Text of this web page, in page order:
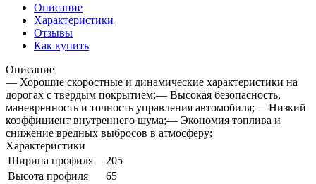
Описание
Характеристики
Отзывы
Как купить
Описание
— Хорошие скоростные и динамические характеристики на
дорогах с твердым покрытием;— Высокая безопасность,
маневренность и точность управления автомобиля;— Низкий
коэффициент внутреннего шума;— Экономия топлива и
снижение вредных выбросов в атмосферу;
Характеристики
Ширина профиля
205
Высота профиля
65